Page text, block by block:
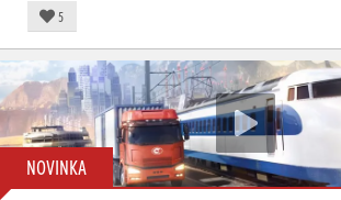
5
NOVINKA